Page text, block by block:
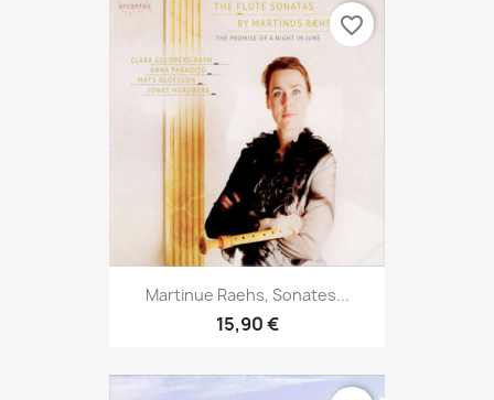
Martinue Raehs, Sonates...
15,90 €
favorite_border